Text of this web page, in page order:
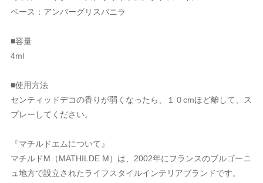
ベース：アンバーグリスバニラ
■容量
4ml
■使用方法
センティッドデコの香りが弱くなったら、１０cmほど離して、ス
プレーしてください。
『マチルドエムについて』
マチルドM（MATHILDE M）は、2002年にフランスのブルゴーニ
ュ地方で設立されたライフスタイルインテリアブランドです。